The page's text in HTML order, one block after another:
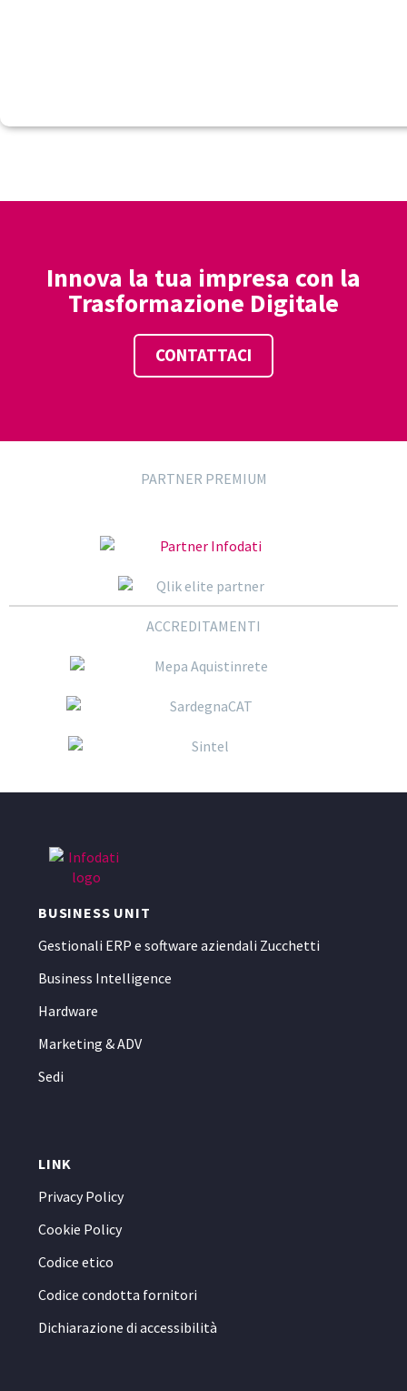
Innova la tua impresa con la
Trasformazione Digitale
CONTATTACI
PARTNER PREMIUM
ACCREDITAMENTI
BUSINESS UNIT
Gestionali ERP e software aziendali Zucchetti
Business Intelligence
Hardware
Marketing & ADV
Sedi
LINK
Privacy Policy
Cookie Policy
Codice etico
Codice condotta fornitori
Dichiarazione di accessibilità